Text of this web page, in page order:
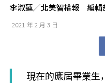
李淑蓮╱北美智權報 編輯
2021 年 2 月 3 日
現在的應屆畢業生